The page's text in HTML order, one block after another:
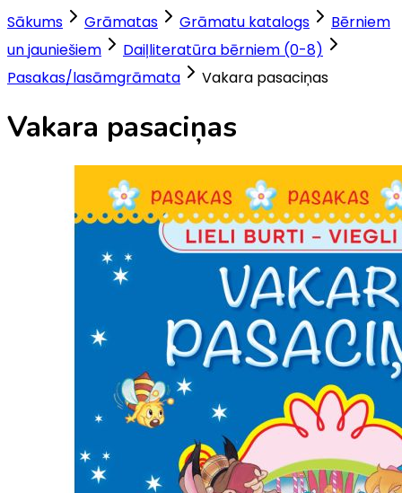
Sākums Grāmatas Grāmatu katalogs
Bērniem
un jauniešiem
Daiļliteratūra bērniem (0-8)
Pasakas/lasāmgrāmata
Vakara pasaciņas
Vakara pasaciņas